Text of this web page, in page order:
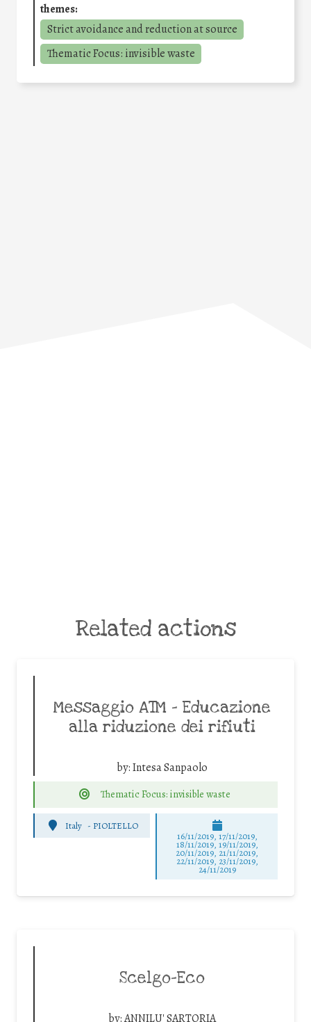
themes:
Strict avoidance and reduction at source
Thematic Focus: invisible waste
Related actions
Messaggio ATM – Educazione
alla riduzione dei rifiuti
by:Intesa Sanpaolo
Thematic Focus: invisible waste
Italy - PIOLTELLO
16/11/2019, 17/11/2019,
18/11/2019, 19/11/2019,
20/11/2019, 21/11/2019,
22/11/2019, 23/11/2019,
24/11/2019
Scelgo-Eco
by:ANNILU' SARTORIA